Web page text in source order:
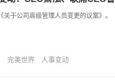
于公司高级管理人员变更的议案》。
完美世界 人事变动